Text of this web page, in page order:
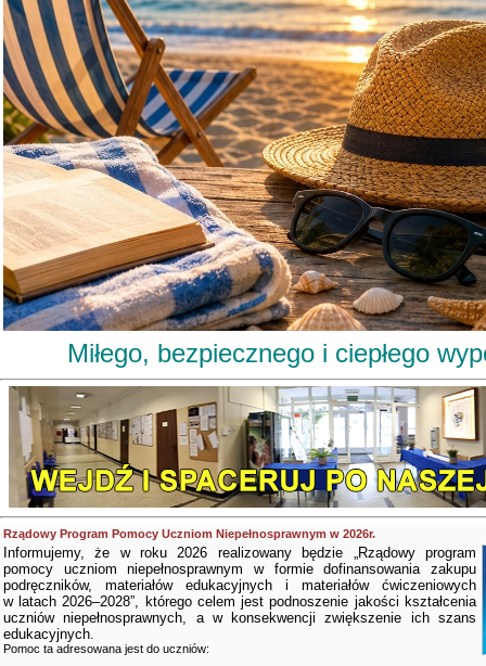
Miłego, bezpiecznego i ciepłego
Rządowy Program Pomocy Uczniom Niepełnosprawnym w 2026r.
Informujemy, że w roku 2026 realizowany będzie „Rządowy program
pomocy uczniom niepełnosprawnym w formie dofinansowania zakupu
podręczników, materiałów edukacyjnych i materiałów ćwiczeniowych
w latach 2026–2028”, którego celem jest podnoszenie jakości kształcenia
uczniów niepełnosprawnych, a w konsekwencji zwiększenie ich szans
edukacyjnych.
Pomoc ta adresowana jest do uczniów: